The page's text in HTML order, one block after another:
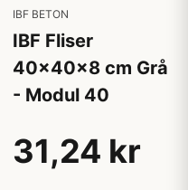
IBF BETON
IBF Fliser
40x40x8 cm Grå
- Modul 40
31,24 kr